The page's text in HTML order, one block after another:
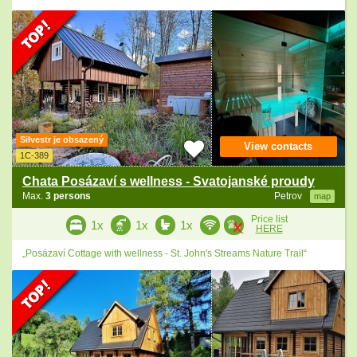
Silvestr je obsazený
1C-389
Chata Posázaví s wellness - Svatojanské proudy
Petrov map
Max. 3 persons
View contacts
1x 1x 1x
Price list
HERE
„Posázaví Cottage with wellness - St. John's Streams Nature Trail“